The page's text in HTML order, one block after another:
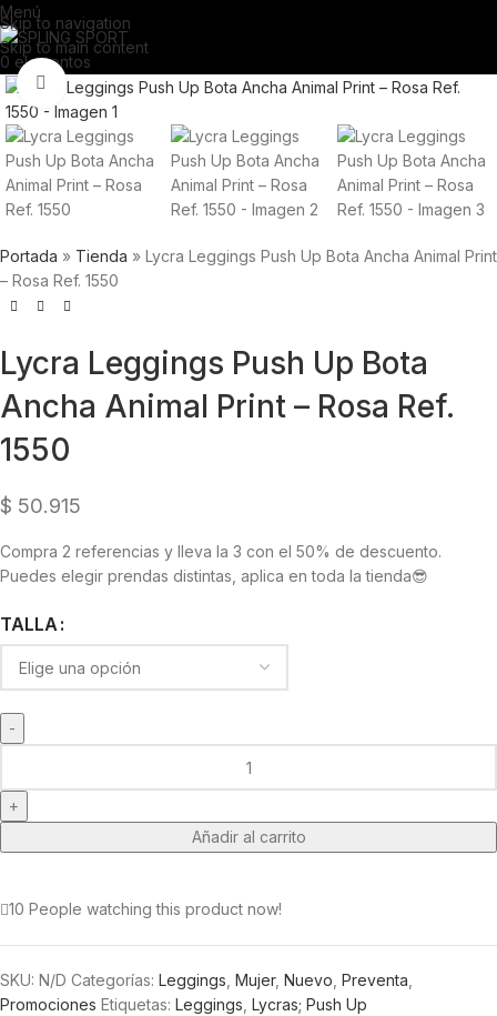
Skip to navigation
Skip to main content
Menú
0 elementos
Click para agrandar
Portada » Tienda » Lycra Leggings Push Up Bota Ancha Animal Print
– Rosa Ref. 1550
Lycra Leggings Push Up Bota
Ancha Animal Print – Rosa Ref.
1550
$ 50.915
Compra 2 referencias y lleva la 3 con el 50% de descuento.
Puedes elegir prendas distintas, aplica en toda la tienda😎
TALLA
Añadir al carrito
10 People watching this product now!
SKU: N/D Categorías: Leggings Mujer, Nuevo Preventa
Promociones Etiquetas: Leggings Lycras; Push Up